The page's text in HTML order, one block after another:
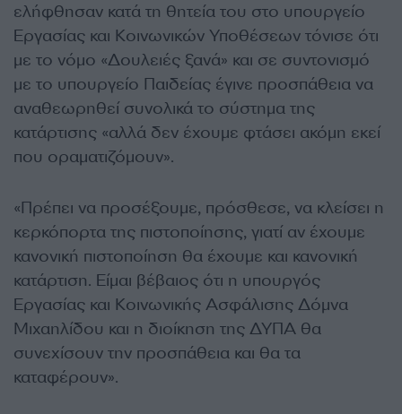
ελήφθησαν κατά τη θητεία του στο υπουργείο
Εργασίας και Κοινωνικών Υποθέσεων τόνισε ότι
με το νόμο «Δουλειές ξανά» και σε συντονισμό
με το υπουργείο Παιδείας έγινε προσπάθεια να
αναθεωρηθεί συνολικά το σύστημα της
κατάρτισης «αλλά δεν έχουμε φτάσει ακόμη εκεί
που οραματιζόμουν».
«Πρέπει να προσέξουμε, πρόσθεσε, να κλείσει η
κερκόπορτα της πιστοποίησης, γιατί αν έχουμε
κανονική πιστοποίηση θα έχουμε και κανονική
κατάρτιση. Είμαι βέβαιος ότι η υπουργός
Εργασίας και Κοινωνικής Ασφάλισης Δόμνα
Μιχαηλίδου και η διοίκηση της ΔΥΠΑ θα
συνεχίσουν την προσπάθεια και θα τα
καταφέρουν».